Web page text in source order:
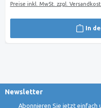
Preise inkl. MwSt. zzgl.
In
Newsletter
Abonnieren Sie jetzt einfach